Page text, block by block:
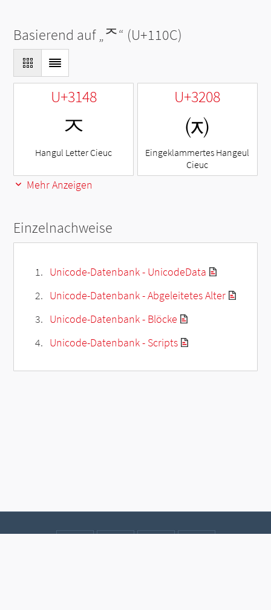
Basierend auf „ᄌ“ (U+110C)
U+3148
ㅈ
Hangul Letter Cieuc
U+3208
㈈
Eingeklammertes Hangeul
Cieuc
Mehr Anzeigen
Einzelnachweise
Unicode-Datenbank - UnicodeData
Unicode-Datenbank - Abgeleitetes Alter
Unicode-Datenbank - Blöcke
Unicode-Datenbank - Scripts